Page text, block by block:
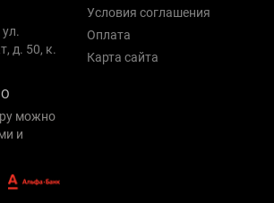
ул.
д. 50, к.
Условия соглашения
Оплата
Карта сайта
можно
и